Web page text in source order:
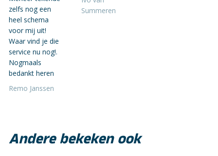
zelfs nog een
heel schema
voor mij uit!
Waar vind je die
service nu nog!.
Nogmaals
bedankt heren
Remo Janssen
Summeren
Andere bekeken ook